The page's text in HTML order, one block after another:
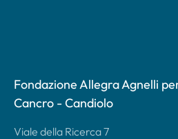
Fondazione Allegra Agnelli
Cancro - Candiolo
Viale della Ricerca 7